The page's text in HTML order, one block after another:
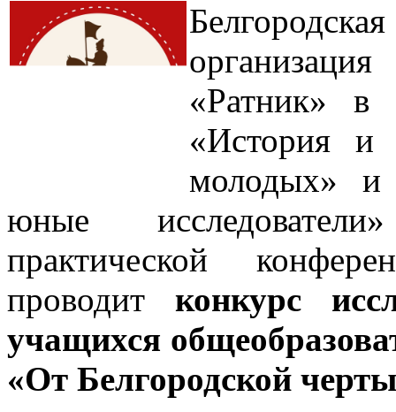
«Ратник» в
«История и
молодых» и
юные
практической
проводит конкурс
учащихся
«От Белгородской